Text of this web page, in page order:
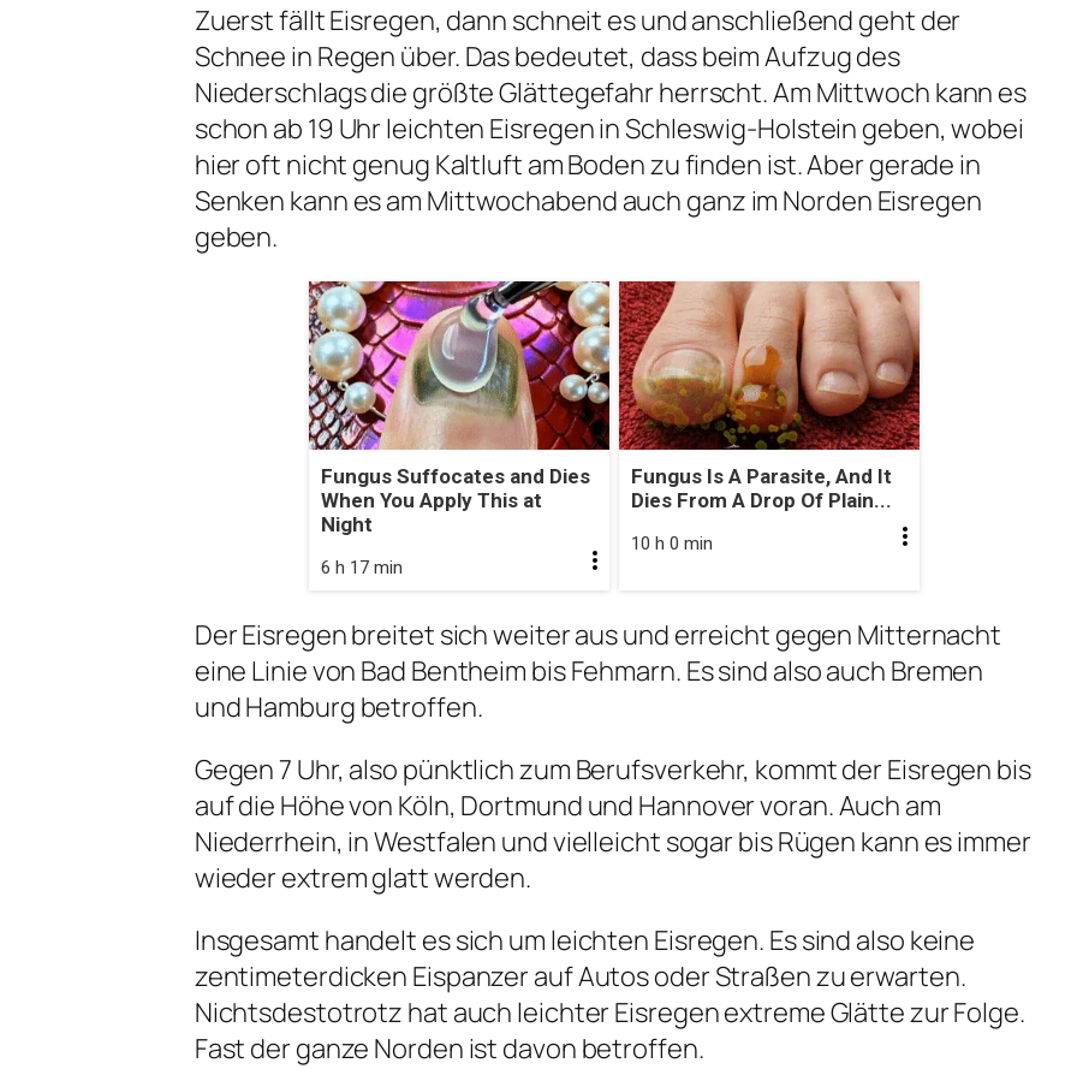
Zuerst fällt Eisregen, dann schneit es und anschließend geht der
Schnee in Regen über. Das bedeutet, dass beim Aufzug des
Niederschlags die größte Glättegefahr herrscht. Am Mittwoch kann es
schon ab 19 Uhr leichten Eisregen in Schleswig-Holstein geben, wobei
hier oft nicht genug Kaltluft am Boden zu finden ist. Aber gerade in
Senken kann es am Mittwochabend auch ganz im Norden Eisregen
geben.
Fungus Suffocates and Dies
When You Apply This at
Night
6 h 17 min
Fungus Is A Parasite, And It
Dies From A Drop Of Plain...
10 h 0 min
Der Eisregen breitet sich weiter aus und erreicht gegen Mitternacht
eine Linie von Bad Bentheim bis Fehmarn. Es sind also auch Bremen
und Hamburg betroffen.
Gegen 7 Uhr, also pünktlich zum Berufsverkehr, kommt der Eisregen bis
auf die Höhe von Köln, Dortmund und Hannover voran. Auch am
Niederrhein, in Westfalen und vielleicht sogar bis Rügen kann es immer
wieder extrem glatt werden.
Insgesamt handelt es sich um leichten Eisregen. Es sind also keine
zentimeterdicken Eispanzer auf Autos oder Straßen zu erwarten.
Nichtsdestotrotz hat auch leichter Eisregen extreme Glätte zur Folge.
Fast der ganze Norden ist davon betroffen.